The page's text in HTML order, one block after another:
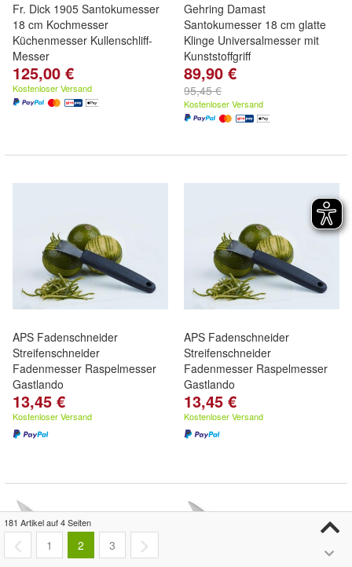
Fr. Dick 1905 Santokumesser
18 cm Kochmesser
Küchenmesser Kullenschliff-
Messer
125,00 €
Kostenloser Versand
Gehring Damast
Santokumesser 18 cm glatte
Klinge Universalmesser mit
Kunststoffgriff
89,90 €
95,45 €
Kostenloser Versand
APS Fadenschneider
Streifenschneider
Fadenmesser Raspelmesser
Gastlando
13,45 €
Kostenloser Versand
APS Fadenschneider
Streifenschneider
Fadenmesser Raspelmesser
Gastlando
13,45 €
Kostenloser Versand
181 Artikel auf 4 Seiten
1 2 3